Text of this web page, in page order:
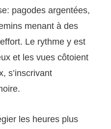
pagodes argentées,
menant à des
Le rythme y est
et les vues côtoient
s’inscrivant
les heures plus